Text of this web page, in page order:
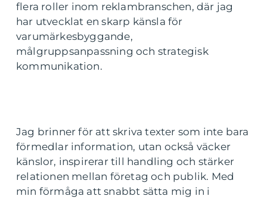
flera roller inom reklambranschen, där jag
har utvecklat en skarp känsla för
varumärkesbyggande,
målgruppsanpassning och strategisk
kommunikation.
Jag brinner för att skriva texter som inte bara
förmedlar information, utan också väcker
känslor, inspirerar till handling och stärker
relationen mellan företag och publik. Med
min förmåga att snabbt sätta mig in i